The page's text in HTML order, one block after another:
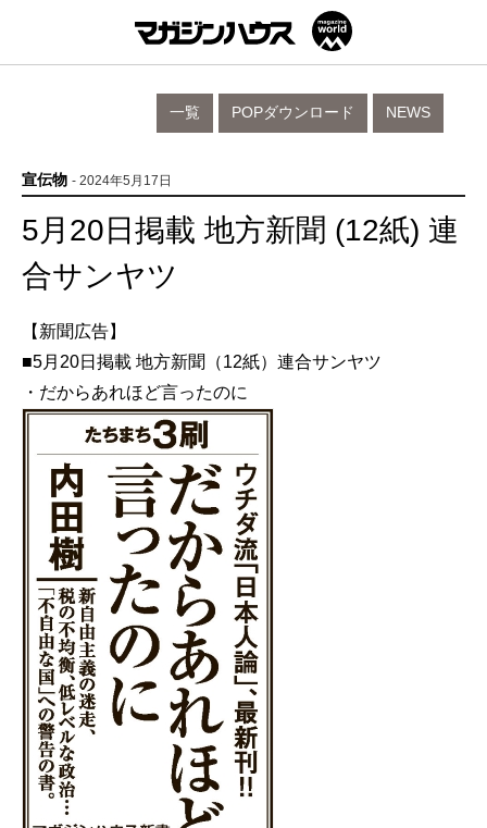
NEWS
POPダウンロード
一覧
宣伝物 - 2024年5月17日
5月20日掲載 地方新聞 (12紙) 連
合サンヤツ
【新聞広告】
■5月20日掲載 地方新聞（12紙）連合サンヤツ
・だからあれほど言ったのに